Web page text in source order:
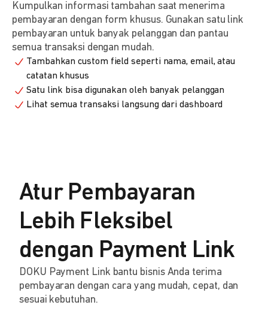
Kumpulkan informasi tambahan saat menerima
pembayaran dengan form khusus. Gunakan satu link
pembayaran untuk banyak pelanggan dan pantau
semua transaksi dengan mudah.
Tambahkan custom field seperti nama, email, atau
catatan khusus
Satu link bisa digunakan oleh banyak pelanggan
Lihat semua transaksi langsung dari dashboard
Atur Pembayaran
Lebih Fleksibel
dengan Payment Link
DOKU Payment Link bantu bisnis Anda terima
pembayaran dengan cara yang mudah, cepat, dan
sesuai kebutuhan.